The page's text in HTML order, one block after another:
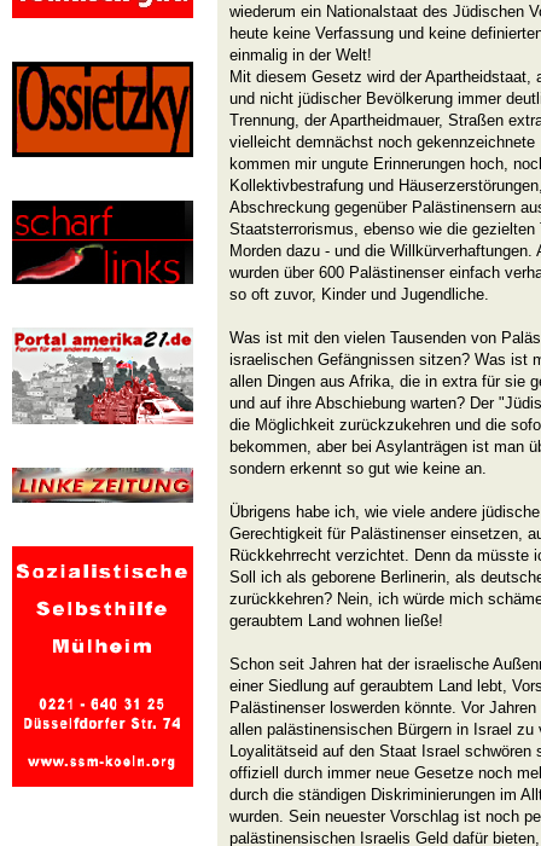
wiederum ein Nationalstaat des Jüdischen
heute keine Verfassung und keine
einmalig in der Welt!
Mit diesem Gesetz wird der Apartheidstaat,
und nicht jüdischer Bevölkerung immer
Trennung, der Apartheidmauer, Straßen
vielleicht demnächst noch
kommen mir ungute Erinnerungen hoch,
Kollektivbestrafung und
Abschreckung gegenüber Palästinensern
Staatsterrorismus, ebenso wie die
Morden dazu - und die
wurden über 600 Palästinenser einfach
so oft zuvor, Kinder und Jugendliche.
Was ist mit den vielen Tausenden von
israelischen Gefängnissen sitzen? Was ist
allen Dingen aus Afrika, die in extra für sie
und auf ihre Abschiebung warten? Der
die Möglichkeit zurückzukehren und die
bekommen, aber bei Asylanträgen ist man
sondern erkennt so gut wie keine an.
Übrigens habe ich, wie viele andere
Gerechtigkeit für Palästinenser einsetzen,
Rückkehrrecht verzichtet. Denn da müsste
Soll ich als geborene Berlinerin, als
zurückkehren? Nein, ich würde mich
geraubtem Land wohnen ließe!
Schon seit Jahren hat der israelische
einer Siedlung auf geraubtem Land lebt,
Palästinenser loswerden könnte. Vor
allen palästinensischen Bürgern in Israel zu
Loyalitätseid auf den Staat Israel schwören
offiziell durch immer neue Gesetze noch
durch die ständigen Diskriminierungen im
wurden. Sein neuester Vorschlag ist noch
palästinensischen Israelis Geld dafür